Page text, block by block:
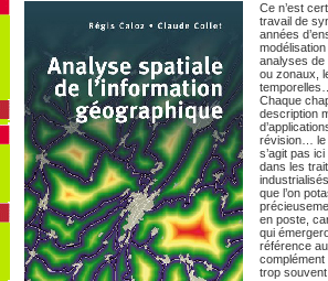
Ce n’est
travail de
années
analyses de
ou zonaux,
Chaque
description
révision… le
s’agit pas
dans les
que l’on
en poste,
qui
référence
complément
trop